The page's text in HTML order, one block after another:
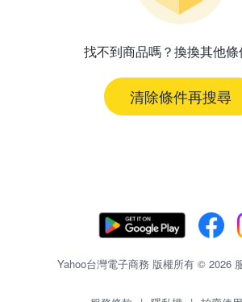
找不到商品嗎？換換其他條
清除條件再搜尋
Yahoo台灣電子商務 版權所有 © 2026